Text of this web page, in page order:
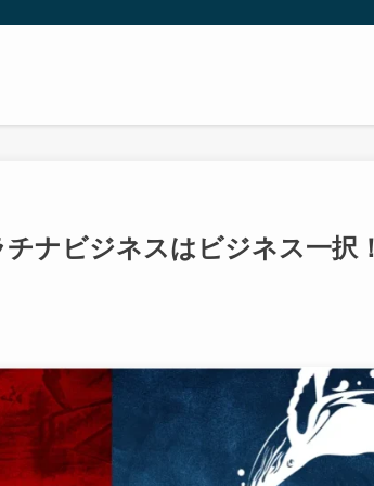
ナビジネスはビジネス一択